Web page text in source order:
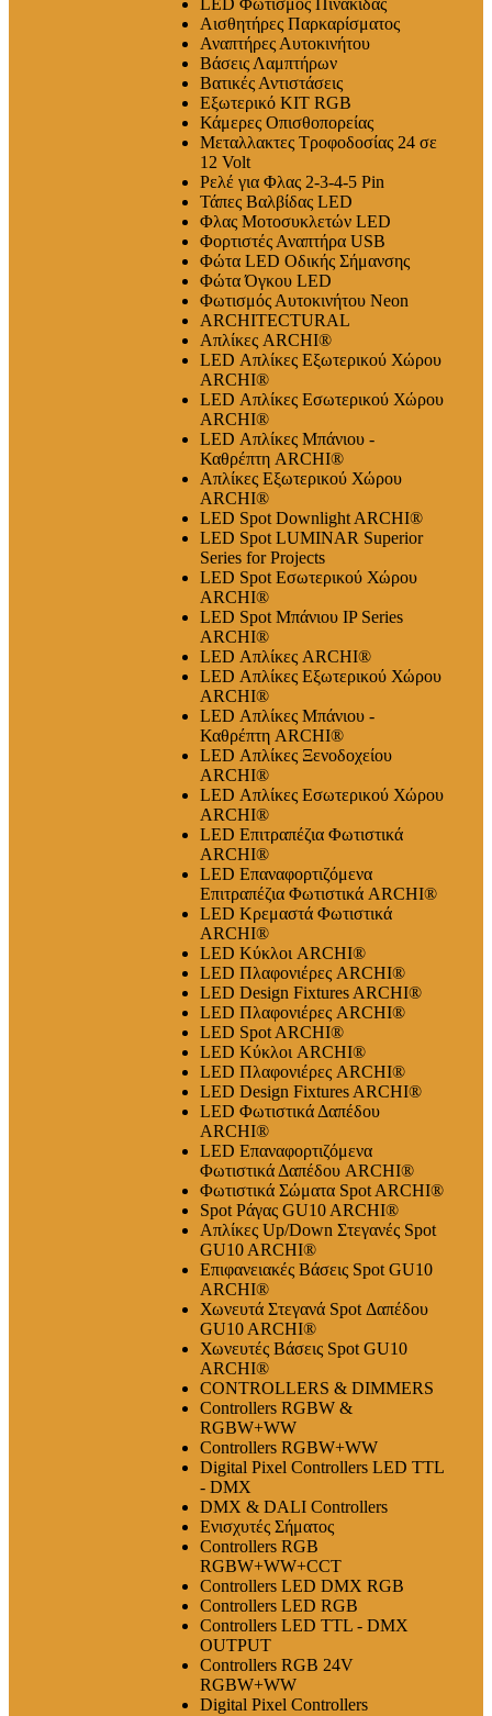
LED Φωτισμός Πινακίδας
Αισθητήρες Παρκαρίσματος
Αναπτήρες Αυτοκινήτου
Βάσεις Λαμπτήρων
Βατικές Αντιστάσεις
Εξωτερικό ΚΙΤ RGB
Κάμερες Οπισθοπορείας
Μεταλλακτες Τροφοδοσίας 24 σε
12 Volt
Ρελέ για Φλας 2-3-4-5 Pin
Τάπες Βαλβίδας LED
Φλας Μοτοσυκλετών LED
Φορτιστές Αναπτήρα USB
Φώτα LED Οδικής Σήμανσης
Φώτα Όγκου LED
Φωτισμός Αυτοκινήτου Neon
ARCHITECTURAL
Απλίκες ARCHI®
LED Απλίκες Εξωτερικού Χώρου
ARCHI®
LED Απλίκες Εσωτερικού Χώρου
ARCHI®
LED Απλίκες Μπάνιου -
Καθρέπτη ARCHI®
Απλίκες Εξωτερικού Χώρου
ARCHI®
LED Spot Downlight ARCHI®
LED Spot LUMINAR Superior
Series for Projects
LED Spot Εσωτερικού Χώρου
ARCHI®
LED Spot Μπάνιου IP Series
ARCHI®
LED Απλίκες ARCHI®
LED Απλίκες Εξωτερικού Χώρου
ARCHI®
LED Απλίκες Μπάνιου -
Καθρέπτη ARCHI®
LED Απλίκες Ξενοδοχείου
ARCHI®
LED Απλίκες Εσωτερικού Χώρου
ARCHI®
LED Επιτραπέζια Φωτιστικά
ARCHI®
LED Επαναφορτιζόμενα
Επιτραπέζια Φωτιστικά ARCHI®
LED Κρεμαστά Φωτιστικά
ARCHI®
LED Κύκλοι ARCHI®
LED Πλαφονιέρες ARCHI®
LED Design Fixtures ARCHI®
LED Πλαφονιέρες ARCHI®
LED Spot ARCHI®
LED Κύκλοι ARCHI®
LED Πλαφονιέρες ARCHI®
LED Design Fixtures ARCHI®
LED Φωτιστικά Δαπέδου
ARCHI®
LED Επαναφορτιζόμενα
Φωτιστικά Δαπέδου ARCHI®
Φωτιστικά Σώματα Spot ARCHI®
Spot Ράγας GU10 ARCHI®
Απλίκες Up/Down Στεγανές Spot
GU10 ARCHI®
Επιφανειακές Βάσεις Spot GU10
ARCHI®
Χωνευτά Στεγανά Spot Δαπέδου
GU10 ARCHI®
Χωνευτές Βάσεις Spot GU10
ARCHI®
CONTROLLERS & DIMMERS
Controllers RGBW &
RGBW+WW
Controllers RGBW+WW
Digital Pixel Controllers LED TTL
- DMX
DMX & DALI Controllers
Ενισχυτές Σήματος
Controllers RGB
RGBW+WW+CCT
Controllers LED DMX RGB
Controllers LED RGB
Controllers LED TTL - DMX
OUTPUT
Controllers RGB 24V
RGBW+WW
Digital Pixel Controllers